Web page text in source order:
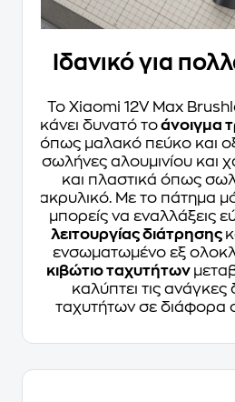
Ιδανικό για
Το Xiaomi 12V Max
κάνει δυνατό τοάνοιγμα
όπως μαλακό πεύκο και
σωλήνες αλουμινίου και
και πλαστικά όπως
ακρυλικό. Με το πάτημα
μπορείς να εναλλάξεις
λειτουργίας διάτρησης
ενσωματωμένο εξ
κιβώτιο ταχυτήτων
καλύπτει τις
ταχυτήτων σε διάφορα